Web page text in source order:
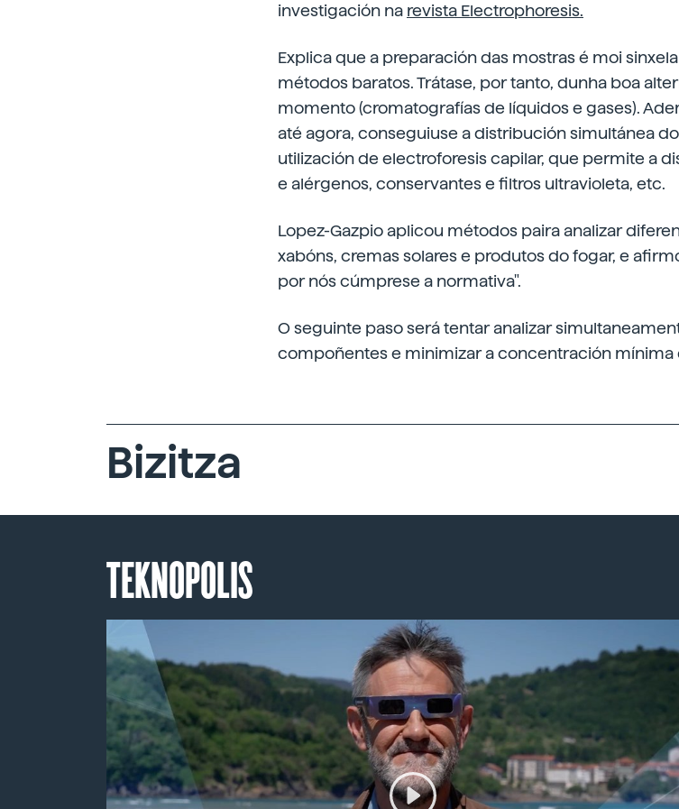
investigación na revista Electrophoresis.
Explica que a preparación das mostras é moi
métodos baratos. Trátase, por tanto, dunha boa
momento (cromatografías de líquidos e gases).
até agora, conseguiuse a distribución simultánea
utilización de electroforesis capilar, que permite a
e alérgenos, conservantes e filtros ultravioleta, etc.
Lopez-Gazpio aplicou métodos paira analizar
xabóns, cremas solares e produtos do fogar, e
por nós cúmprese a normativa".
O seguinte paso será tentar analizar
compoñentes e minimizar a concentración mínima
Bizitza
TEKNOPOLIS